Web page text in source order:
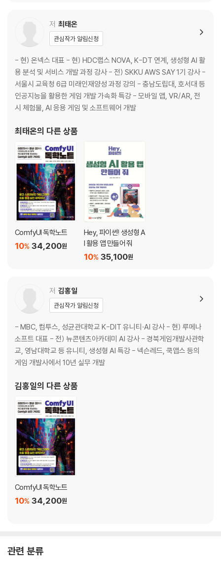
2.2 2D 플레이어 오브젝트 제작
2.3 물리 컴포넌트 추가
3.1 C# 스크립트 기초
3.2 키보드 입력 이동 스크립트 작성하기
3.3 물리 기반 이동 구현하기
Chapter 4 플레이어 애니메이션
4.1 방향 바라보기
4.3 애니메이션 시스템으로 캐릭터에 생명 불어넣기
4.4 스크립트로 애니메이션 상태 전환하기
Chapter 5 무한 월드맵
5.1 따라다니는 카메라 구현하기
5.2 생성형 AI로 배경 이미지 제작하기
5.3 배경 스크롤 구현하기
Chapter 6 적 오브젝트
6.1 몬스터 프리팹 만들기
6.2 몬스터 트위닝 애니메이션
6.3 플레이어 추적 로직
6.4 충돌과 플레이어 체력 시스템
7.1 몬스터 체력 시스템
7.2 회전하는 근접 무기-검
7.3 자동 원거리 무기-표창
Chapter 8 점수 시스템
8.1 점수 UI 만들기
8.2 PlayerPrefs로 최고 점수 저장하기
8.3 게임 오버 시 결과 표시하기
9.1 배경 음악 추가하기
9.3 게임 빌드하기
Part 3 플랫포머 3D 게임 제작
Chapter 1 프로젝트 생성과 환경 설정
1.1 3D 게임 프로젝트 소개
1.3 애셋스토어와 레벨 디자인
1.4 스카이박스로 게임 세계에 하늘 만들기
2.3 Mixmo를 사용한 애니메이션 설정
저 최태온
관심작가 알림신청
- 현) 온넥스 대표 - 현) HDC랩스 NOVA, K-DT 연계, 생성형 AI 활
용 분석 및 서비스 개발 과정 강사 - 전) SKKU AWS SAY 1기 강사 -
서울시 교육청 6급 미래인재양성 과정 강의 - 충남도립대, 호서대 등
인공지능을 활용한 게임 개발 가속화 특강 - 모바일 앱, VR/AR, 전
시 체험물, AI 응용 게임 및 소프트웨어 개발
최태온의 다른 상품
ComfyUI 독학노트
34,200원
10%
Hey, 파이썬! 생성형 A
I 활용 앱 만들어 줘
35,100원
10%
저 김홍일
관심작가 알림신청
- MBC, 컴투스, 성균관대학교 K-DIT 유니티·AI 강사 - 현) 루메나
소프트 대표 - 전) 뉴콘텐츠아카데미 AI 강사 - 경북게임개발사관학
교, 영남대학교 등 유니티, 생성형 AI 특강 - 넥슨레드, 쿡앱스 등의
게임 개발사에서 10년 실무 개발
김홍일의 다른 상품
ComfyUI 독학노트
34,200원
10%
관련 분류